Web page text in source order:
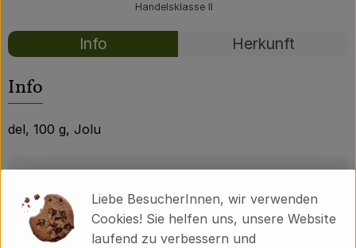
Handelsklasse II
Rezepte
Info Herkunft
Info
del, 100 g, Jolu
Produktdatenblatt
Liebe BesucherInnen, wir verwenden
Cookies! Sie helfen uns, unsere Website
laufend zu verbessern und